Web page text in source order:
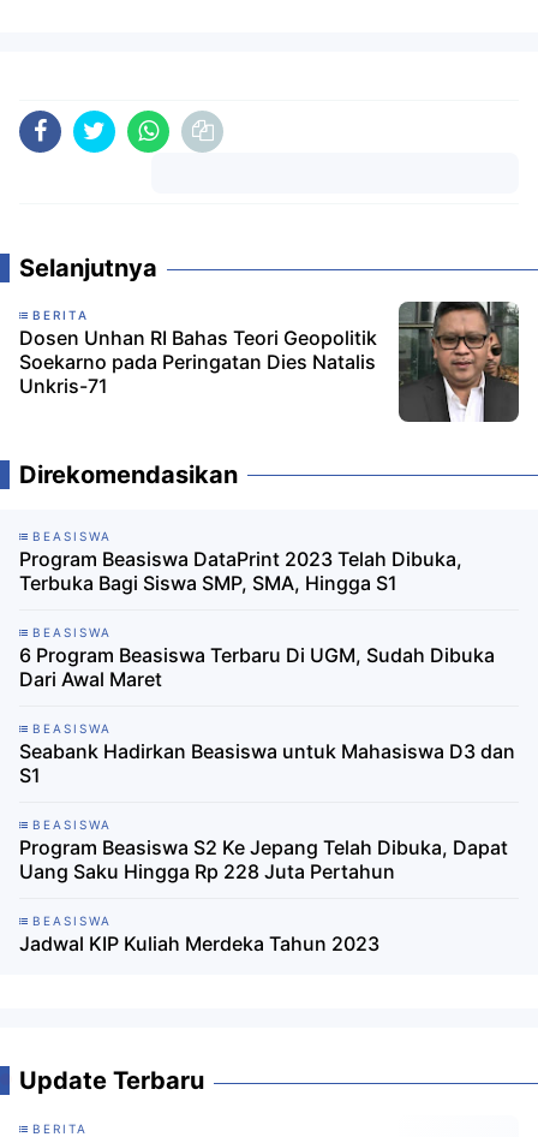
Selanjutnya
BERITA
Dosen Unhan RI Bahas Teori Geopolitik
Soekarno pada Peringatan Dies Natalis
Unkris-71
Direkomendasikan
BEASISWA
Program Beasiswa DataPrint 2023 Telah Dibuka,
Terbuka Bagi Siswa SMP, SMA, Hingga S1
BEASISWA
6 Program Beasiswa Terbaru Di UGM, Sudah Dibuka
Dari Awal Maret
BEASISWA
Seabank Hadirkan Beasiswa untuk Mahasiswa D3 dan
S1
BEASISWA
Program Beasiswa S2 Ke Jepang Telah Dibuka, Dapat
Uang Saku Hingga Rp 228 Juta Pertahun
BEASISWA
Jadwal KIP Kuliah Merdeka Tahun 2023
Update Terbaru
BERITA